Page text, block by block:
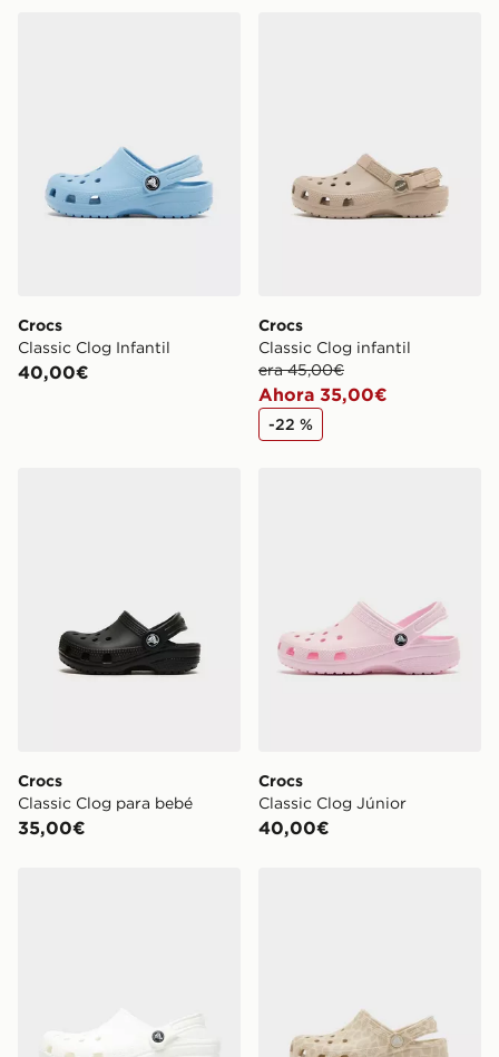
Crocs
Classic Clog Infantil
40,00€
Crocs
Classic Clog infantil
era 45,00€
Ahora 35,00€
-22 %
Crocs
Classic Clog para bebé
35,00€
Crocs
Classic Clog Júnior
40,00€